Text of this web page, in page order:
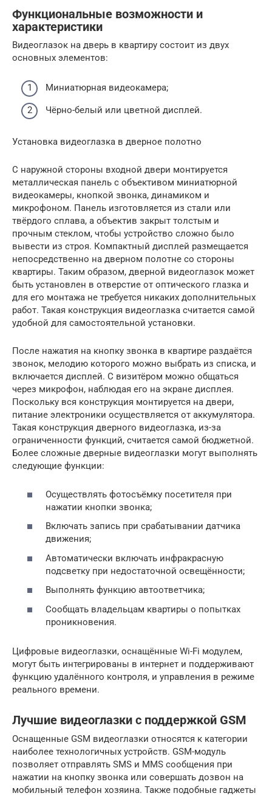
Функциональные возможности и
характеристики
Видеоглазок на дверь в квартиру состоит из двух
основных элементов:
Миниатюрная видеокамера;
Чёрно-белый или цветной дисплей.
Установка видеоглазка в дверное полотно
С наружной стороны входной двери монтируется
металлическая панель с объективом миниатюрной
видеокамеры, кнопкой звонка, динамиком и
микрофоном. Панель изготовляется из стали или
твёрдого сплава, а объектив закрыт толстым и
прочным стеклом, чтобы устройство сложно было
вывести из строя. Компактный дисплей размещается
непосредственно на дверном полотне со стороны
квартиры. Таким образом, дверной видеоглазок может
быть установлен в отверстие от оптического глазка и
для его монтажа не требуется никаких дополнительных
работ. Такая конструкция видеоглазка считается самой
удобной для самостоятельной установки.
После нажатия на кнопку звонка в квартире раздаётся
звонок, мелодию которого можно выбрать из списка, и
включается дисплей. С визитёром можно общаться
через микрофон, наблюдая его на экране дисплея.
Поскольку вся конструкция монтируется на двери,
питание электроники осуществляется от аккумулятора.
Такая конструкция дверного видеоглазка, из-за
ограниченности функций, считается самой бюджетной.
Более сложные дверные видеоглазки могут выполнять
следующие функции:
Осуществлять фотосъёмку посетителя при
нажатии кнопки звонка;
Включать запись при срабатывании датчика
движения;
Автоматически включать инфракрасную
подсветку при недостаточной освещённости;
Выполнять функцию автоответчика;
Сообщать владельцам квартиры о попытках
проникновения.
Цифровые видеоглазки, оснащённые Wi-Fi модулем,
могут быть интегрированы в интернет и поддерживают
функцию удалённого контроля, и управления в режиме
реального времени.
Лучшие видеоглазки с поддержкой GSM
Оснащенные GSM видеоглазки относятся к категории
наиболее технологичных устройств. GSM-модуль
позволяет отправлять SMS и MMS сообщения при
нажатии на кнопку звонка или совершать дозвон на
мобильный телефон хозяина. Также подобные гаджеты